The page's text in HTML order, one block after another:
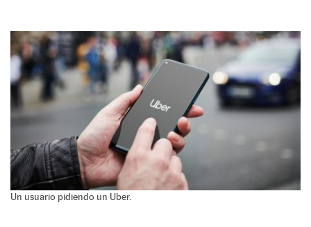
Un usuario pidiendo un Uber.